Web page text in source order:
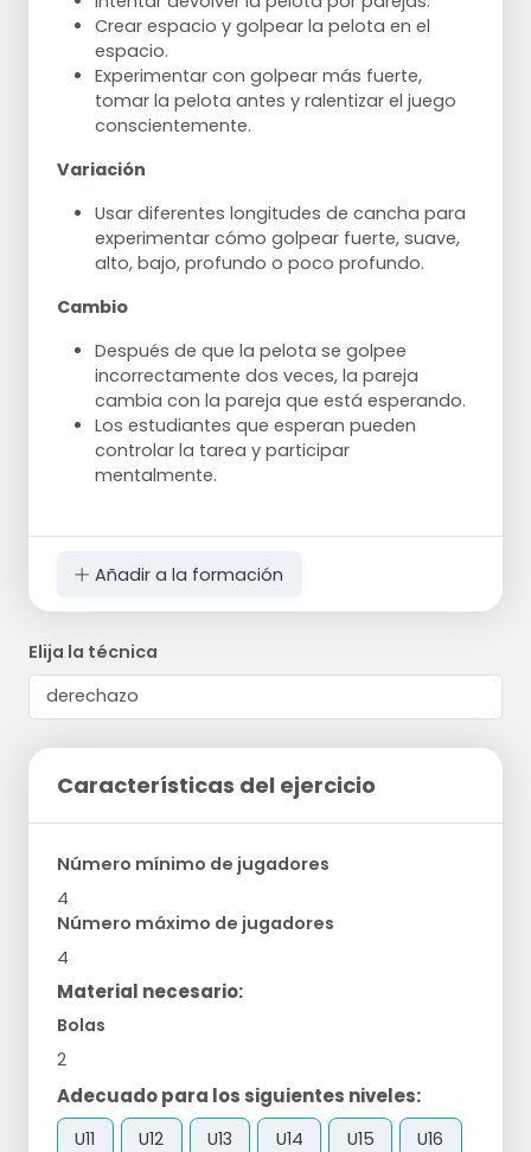
Crear espacio y golpear la pelota en el
espacio.
Experimentar con golpear más fuerte,
tomar la pelota antes y ralentizar el juego
conscientemente.
Variación
Usar diferentes longitudes de cancha para
experimentar cómo golpear fuerte, suave,
alto, bajo, profundo o poco profundo.
Cambio
Después de que la pelota se golpee
incorrectamente dos veces, la pareja
cambia con la pareja que está esperando.
Los estudiantes que esperan pueden
controlar la tarea y participar
mentalmente.
Añadir a la formación
Elija la técnica
Características del ejercicio
Número mínimo de jugadores
4
Número máximo de jugadores
4
Material necesario:
Bolas
2
Adecuado para los siguientes niveles:
U11 U12 U13 U14 U15 U16